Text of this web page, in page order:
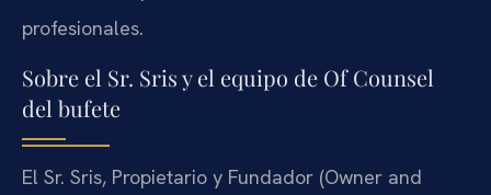
profesionales.
Sobre el Sr. Sris y el equipo de Of Counsel
del bufete
El Sr. Sris, Propietario y Fundador (Owner and